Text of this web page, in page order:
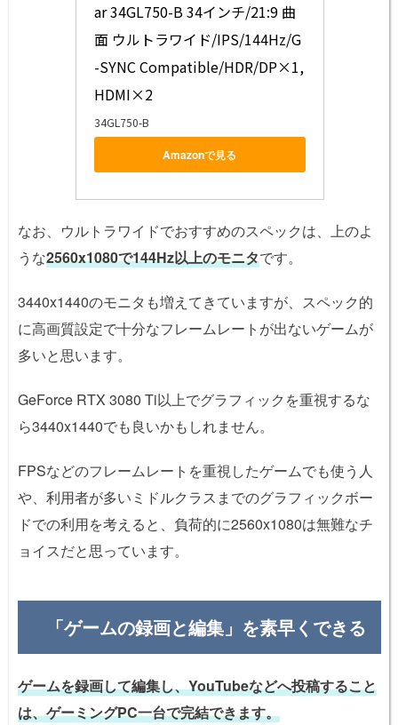
ar 34GL750-B 34インチ/21:9 曲
面 ウルトラワイド/IPS/144Hz/G
-SYNC Compatible/HDR/DP×1,
HDMI×2
34GL750-B
Amazonで見る
なお、ウルトラワイドでおすすめのスペックは、上のよ
うな2560x1080で144Hz以上のモニタです。
3440x1440のモニタも増えてきていますが、スペック的
に高画質設定で十分なフレームレートが出ないゲームが
多いと思います。
GeForce RTX 3080 Ti以上でグラフィックを重視するな
ら3440x1440でも良いかもしれません。
FPSなどのフレームレートを重視したゲームでも使う人
や、利用者が多いミドルクラスまでのグラフィックボー
ドでの利用を考えると、負荷的に2560x1080は無難なチ
ョイスだと思っています。
「ゲームの録画と編集」を素早くできる
ゲームを録画して編集し、YouTubeなどへ投稿すること
は、ゲーミングPC一台で完結できます。